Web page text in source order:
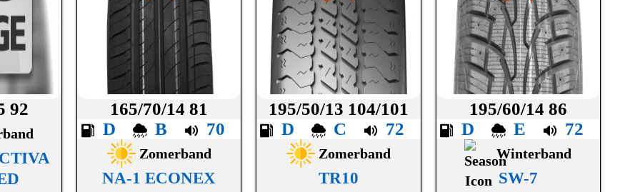
92
165/70/14 81
D
B 70
Zomerband
NA-1 ECONEX
195/50/13 104/101
D
C 72
Zomerband
TR10
195/60/14 86
D
E 72
Winterband
SW-7